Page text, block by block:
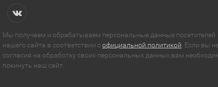
Мы получаем и обрабатываем персональные данные посетителей
нашего сайта в соответствии софициальной политикой . Если вы
согласия на обработку своих персональных данных,вам
покинуть наш сайт.